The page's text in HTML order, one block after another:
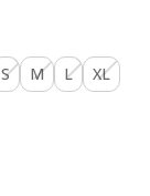
S M L
XL